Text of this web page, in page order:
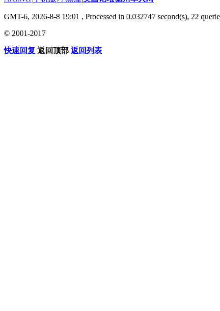
GMT-6, 2026-8-8 19:01 , Processed in 0.032747 second(s), 22
© 2001-2017
快速回复 返回顶部 返回列表